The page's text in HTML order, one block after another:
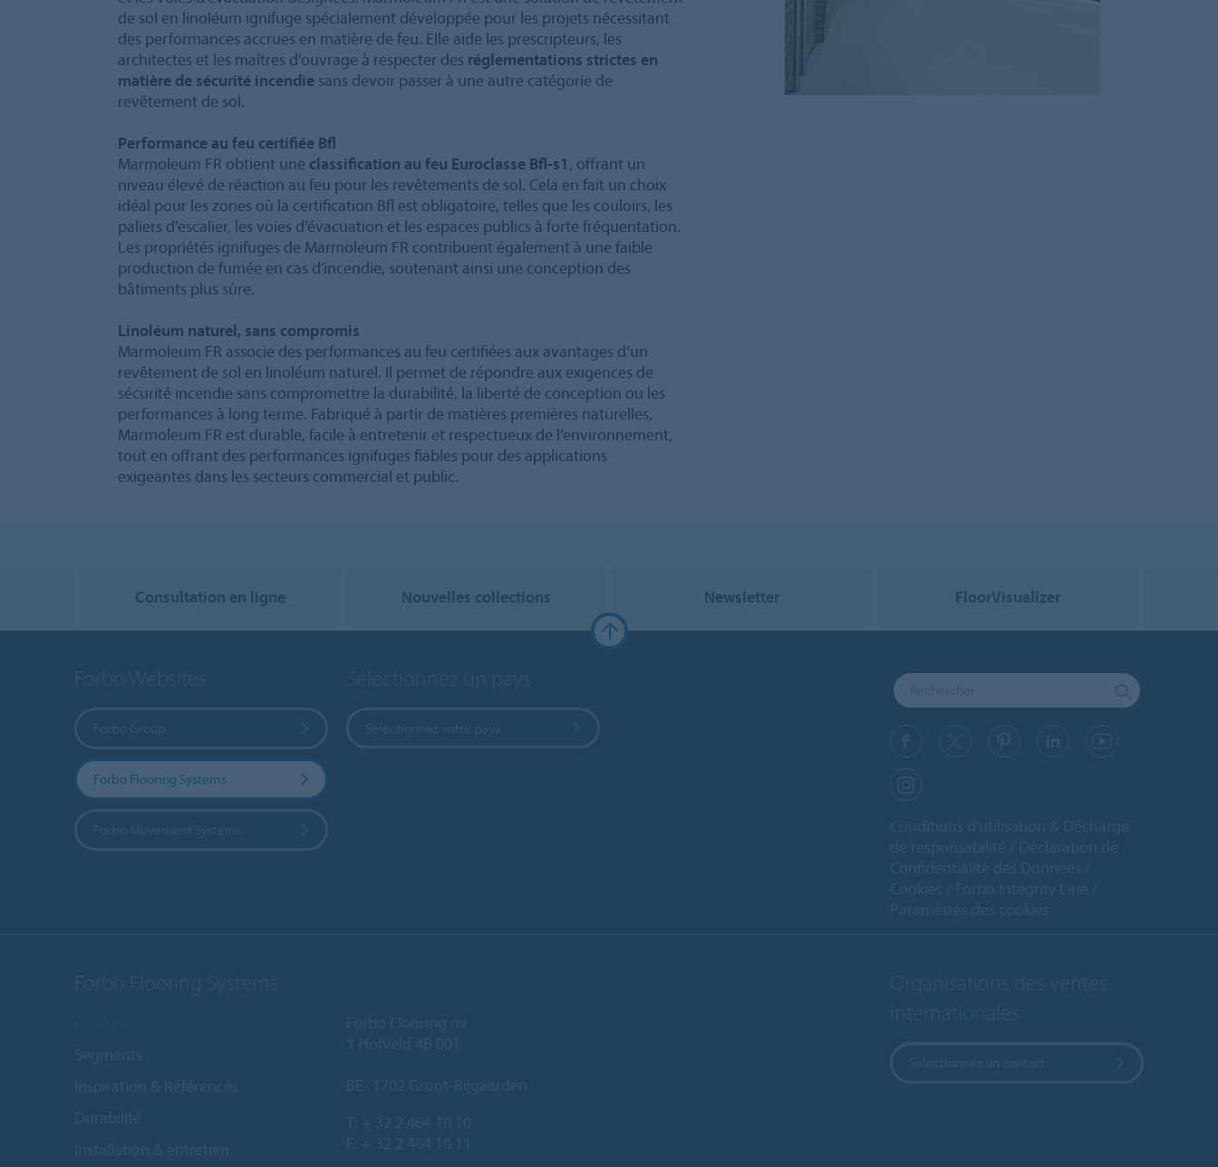
de sol en linoléum ignifuge spécialement développée pour les projets nécessitant
des performances accrues en matière de feu. Elle aide les prescripteurs, les
architectes et les maîtres d’ouvrage à respecter des réglementations strictes en
matière de sécurité incendie sans devoir passer à une autre catégorie de
revêtement de sol.
Performance au feu certifiée Bfl
Marmoleum FR obtient une classification au feu Euroclasse Bfl-s1 , offrant un
niveau élevé de réaction au feu pour les revêtements de sol. Cela en fait un choix
idéal pour les zones où la certification Bfl est obligatoire, telles que les couloirs, les
paliers d’escalier, les voies d’évacuation et les espaces publics à forte fréquentation.
Les propriétés ignifuges de Marmoleum FR contribuent également à une faible
production de fumée en cas d’incendie, soutenant ainsi une conception des
bâtiments plus sûre.
Linoléum naturel, sans compromis
Marmoleum FR associe des performances au feu certifiées aux avantages d’un
revêtement de sol en linoléum naturel. Il permet de répondre aux exigences de
sécurité incendie sans compromettre la durabilité, la liberté de conception ou les
performances à long terme. Fabriqué à partir de matières premières naturelles,
Marmoleum FR est durable, facile à entretenir et respectueux de l’environnement,
tout en offrant des performances ignifuges fiables pour des applications
exigeantes dans les secteurs commercial et public.
Consultation en ligne Nouvelles collections Newsletter FloorVisualizer
Forbo Flooring Systems